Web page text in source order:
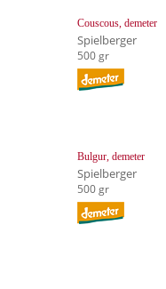
Couscous, demeter
Spielberger
500 gr
Bulgur, demeter
Spielberger
500 gr